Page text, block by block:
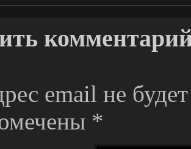
email не
*